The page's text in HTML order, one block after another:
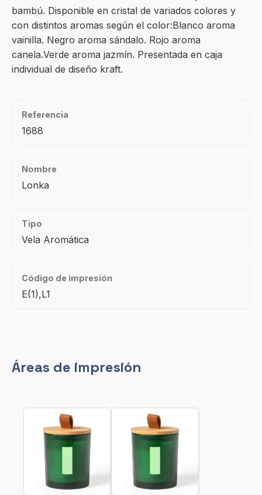
bambú. Disponible en cristal de variados colores y
con distintos aromas según el color:Blanco aroma
vainilla. Negro aroma sándalo. Rojo aroma
canela.Verde aroma jazmín. Presentada en caja
individual de diseño kraft.
Referencia
1688
Nombre
Lonka
Tipo
Vela Aromática
Código de impresión
E(1),L1
Áreas de impresión